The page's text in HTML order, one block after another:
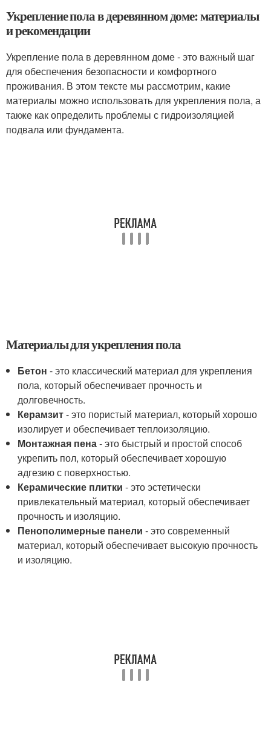
Укрепление пола в деревянном доме: материалы
и рекомендации
Укрепление пола в деревянном доме - это важный шаг
для обеспечения безопасности и комфортного
проживания. В этом тексте мы рассмотрим, какие
материалы можно использовать для укрепления пола, а
также как определить проблемы с гидроизоляцией
подвала или фундамента.
Материалы для укрепления пола
Бетон - это классический материал для укрепления
пола, который обеспечивает прочность и
долговечность.
Керамзит- это пористый материал, который хорошо
изолирует и обеспечивает теплоизоляцию.
Монтажная пена- это быстрый и простой способ
укрепить пол, который обеспечивает хорошую
адгезию с поверхностью.
Керамические плитки - это эстетически
привлекательный материал, который обеспечивает
прочность и изоляцию.
Пенополимерные панели - это современный
материал, который обеспечивает высокую прочность
и изоляцию.